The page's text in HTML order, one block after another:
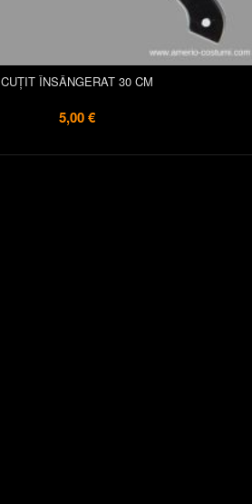
CUȚIT ÎNSÂNGERAT 30 CM
5,00 €